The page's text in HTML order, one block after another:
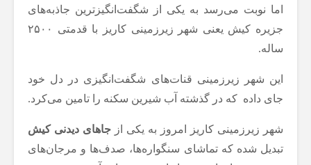
اما نوبت می‌رسد به یکی از شگفت‌انگیزترین جاذبه‌های
جزیره کیش یعنی شهر زیرزمینی کاریز با قدمتی ۲۵۰۰
ساله.
این شهر زیرزمینی قنات‌های شگفت‌انگیزی در دل خود
جای داده که در گذشته آب شیرین سکنه را تامین می‌کرد.
شهر زیرزمینی کاریز امروز به یکی از جاهای دیدنی کیش
تبدیل شده که تماشای سنگواره‌ها، صدف‌ها و مرجان‌های